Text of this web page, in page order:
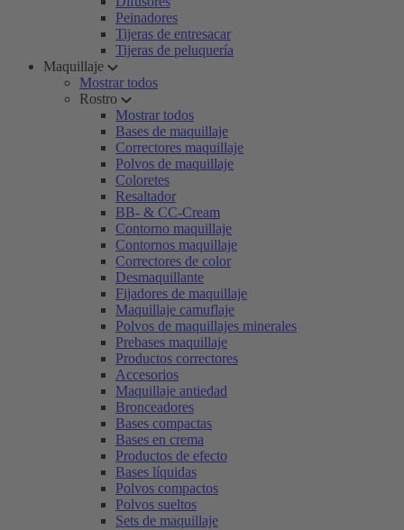
Peinadores
Tijeras de entresacar
Tijeras de peluquería
Maquillaje
Mostrar todos
Rostro
Mostrar todos
Bases de maquillaje
Correctores maquillaje
Polvos de maquillaje
Coloretes
Resaltador
BB- & CC-Cream
Contorno maquillaje
Contornos maquillaje
Correctores de color
Desmaquillante
Fijadores de maquillaje
Maquillaje camuflaje
Polvos de maquillajes minerales
Prebases maquillaje
Productos correctores
Accesorios
Maquillaje antiedad
Bronceadores
Bases compactas
Bases en crema
Productos de efecto
Bases líquidas
Polvos compactos
Polvos sueltos
Sets de maquillaje